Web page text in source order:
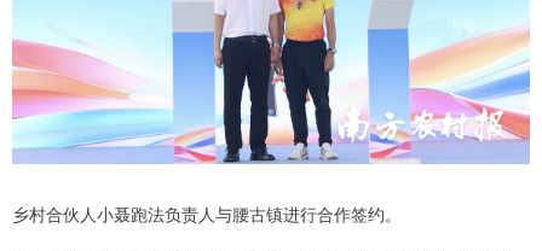
乡村合伙人小聂跑法负责人与腰古镇进行合作签约。